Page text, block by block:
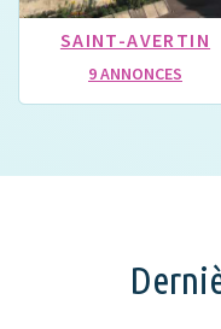
SAINT-AVERTIN
9 ANNONCES